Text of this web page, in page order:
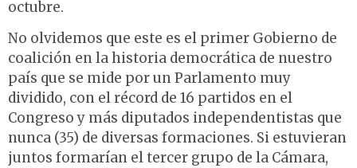
octubre.
No olvidemos que este es el primer Gobierno de
coalición en la historia democrática de nuestro
país que se mide por un Parlamento muy
dividido, con el récord de 16 partidos en el
Congreso y más diputados independentistas que
nunca (35) de diversas formaciones. Si estuvieran
juntos formarían el tercer grupo de la Cámara,